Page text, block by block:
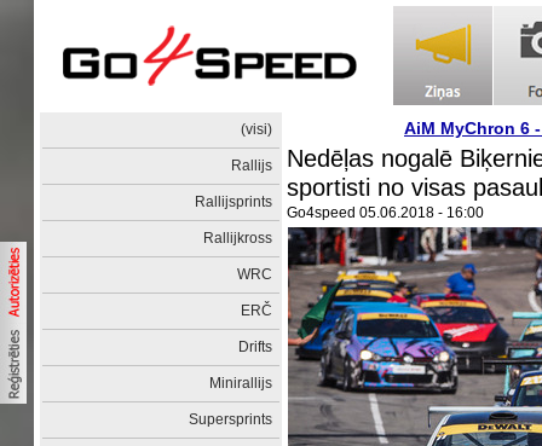
(visi)
Rallijs
Rallijsprints
Rallijkross
WRC
ERČ
Drifts
Minirallijs
Supersprints
AiM MyChron 6
Nedēļas nogalē
sportisti no visas
Go4speed 05.06.2018 - 16:00